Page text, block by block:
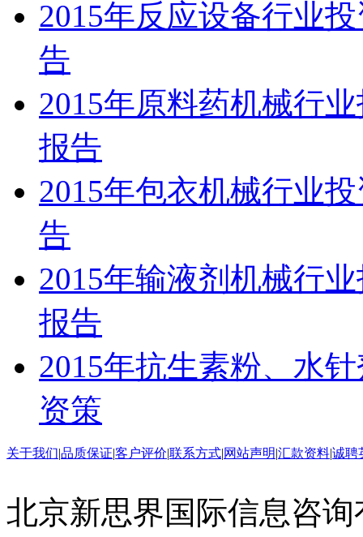
2015年反应设备行业
告
2015年原料药机械行
报告
2015年包衣机械行业
告
2015年输液剂机械行
报告
2015年抗生素粉、水
资策
关于我们|品质保证|客户评价|联系方式|网站声明|汇款资料|诚聘
北京新思界国际信息咨